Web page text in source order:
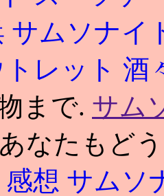
サムソナイ
レット 酒
まで. サム
あなたもど
想 サムソ